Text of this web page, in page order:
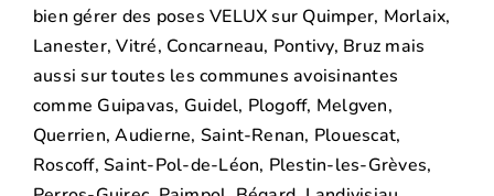
bien gérer des poses VELUX sur Quimper, Morlaix,
Lanester, Vitré, Concarneau, Pontivy, Bruz mais
aussi sur toutes les communes avoisinantes
comme Guipavas, Guidel, Plogoff, Melgven,
Querrien, Audierne, Saint-Renan, Plouescat,
Roscoff, Saint-Pol-de-Léon, Plestin-les-Grèves,